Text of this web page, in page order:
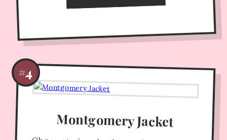
#4
Montgomery Jacket